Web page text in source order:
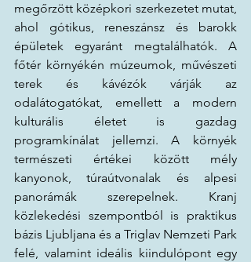
megőrzött középkori szerkezetet mutat,
ahol gótikus, reneszánsz és barokk
épületek egyaránt megtalálhatók. A
főtér környékén múzeumok, művészeti
terek és kávézók várják az
odalátogatókat, emellett a modern
kulturális életet is gazdag
programkínálat jellemzi. A környék
természeti értékei között mély
kanyonok, túraútvonalak és alpesi
panorámák szerepelnek. Kranj
közlekedési szempontból is praktikus
bázis Ljubljana és a Triglav Nemzeti Park
felé, valamint ideális kiindulópont egy